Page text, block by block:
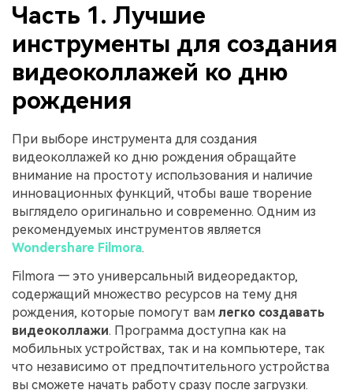
Часть 1. Лучшие
инструменты для создания
видеоколлажей ко дню
рождения
При выборе инструмента для создания
видеоколлажей ко дню рождения обращайте
внимание на простоту использования и наличие
инновационных функций, чтобы ваше творение
выглядело оригинально и современно. Одним из
рекомендуемых инструментов является
Wondershare Filmora.
Filmora — это универсальный видеоредактор,
содержащий множество ресурсов на тему дня
рождения, которые помогут вам легко создавать
видеоколлажи. Программа доступна как на
мобильных устройствах, так и на компьютере, так
что независимо от предпочтительного устройства
вы сможете начать работу сразу после загрузки.